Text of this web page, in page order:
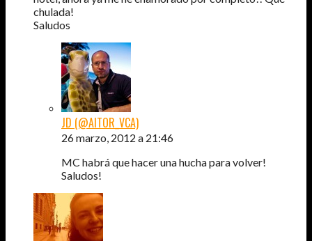
chulada!
Saludos
JD (@AITOR_VCA)
26 marzo, 2012 a 21:46
MC habrá que hacer una hucha para volver!
Saludos!